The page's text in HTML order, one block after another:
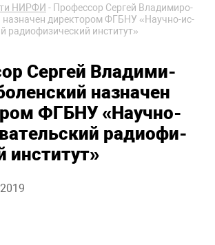
НИРФИ - Про­фес­сор Сер­гей Вла­ди­ми­ро­
на­зна­чен ди­рек­то­ром ФГБНУ «На­уч­но-ис­
ра­дио­фи­зи­чес­кий ин­сти­тут»
Сер­гей Вла­ди­ми­
на­зна­чен
ФГБНУ «На­уч­но-
ра­дио­фи­
ин­сти­тут»